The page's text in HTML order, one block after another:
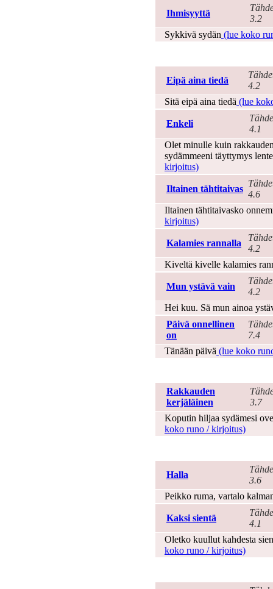
Ihmisyyttä
3.2
Sykkivä sydän (lue koko
Eipä aina tiedä
4.2
Sitä eipä aina tiedä (lue
Enkeli
4.1
Olet minulle kuin
sydämmeeni täyttymys
kirjoitus)
Iltainen tähtitaivas
4.6
Iltainen tähtitaivasko
kirjoitus)
Kalamies rannalla
4.2
Kiveltä kivelle kalamies
Mun ystävä vain
4.2
Hei kuu. Sä mun ainoa
Päivä onnellinen
on
7.4
Tänään päivä (lue koko
Rakkauden
kerjäläinen
3.7
Koputin hiljaa sydämesi
koko runo / kirjoitus)
Halla
3.6
Peikko ruma, vartalo
Kaksi sientä
4.1
Oletko kuullut kahdesta
koko runo / kirjoitus)